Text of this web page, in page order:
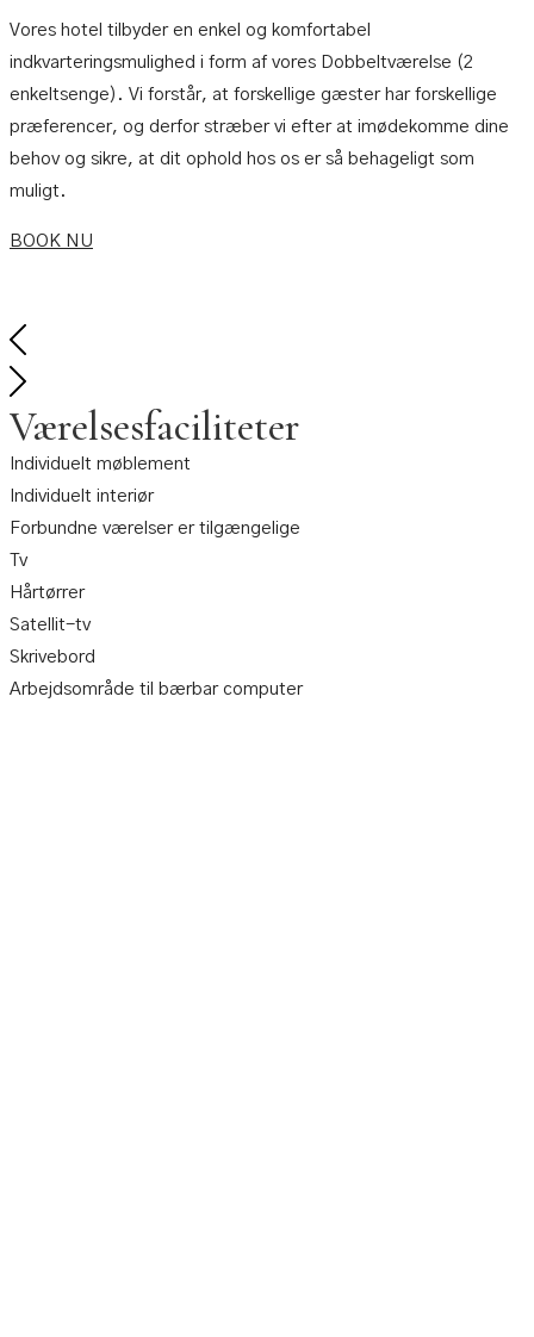
Vores hotel tilbyder en enkel og komfortabel
indkvarteringsmulighed i form af vores Dobbeltværelse (2
enkeltsenge). Vi forstår, at forskellige gæster har forskellige
præferencer, og derfor stræber vi efter at imødekomme dine
behov og sikre, at dit ophold hos os er så behageligt som
muligt.
BOOK NU
Værelsesfaciliteter
Individuelt møblement
Individuelt interiør
Forbundne værelser er tilgængelige
Tv
Hårtørrer
Satellit-tv
Skrivebord
Arbejdsområde til bærbar computer